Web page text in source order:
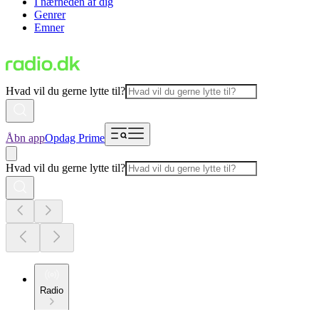
Genrer
Emner
Hvad vil du gerne lytte til?
Åbn appOpdag Prime
Hvad vil du gerne lytte til?
Radio